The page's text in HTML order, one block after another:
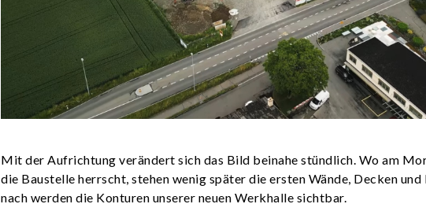
Mit der Aufrichtung verändert sich das Bild beinahe stündlich. Wo am
die Baustelle herrscht, stehen wenig später die ersten Wände, Decken und
nach werden die Konturen unserer neuen Werkhalle sichtbar.